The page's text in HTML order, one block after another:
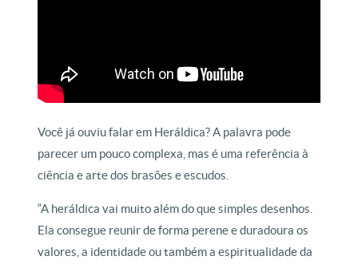
Você já ouviu falar em Heráldica? A palavra pode
parecer um pouco complexa, mas é uma referência à
ciência e arte dos brasões e escudos.
“A heráldica vai muito além do que simples desenhos.
Ela consegue reunir de forma perene e duradoura os
valores, a identidade ou também a espiritualidade da